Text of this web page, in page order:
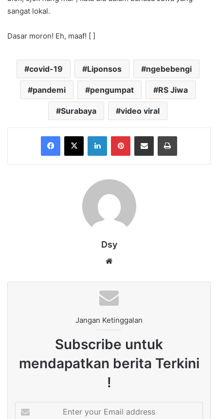
sangat lokal.
Dasar moron! Eh, maaf! [ ]
covid-19 Liponsos ngebebengi
pandemi pengumpat RS Jiwa
Surabaya video viral
Facebook
X LinkedInPinterestShare via Email Print
Dsy
Jangan Ketinggalan
Subscribe untuk
mendapatkan berita Terkini
!
your